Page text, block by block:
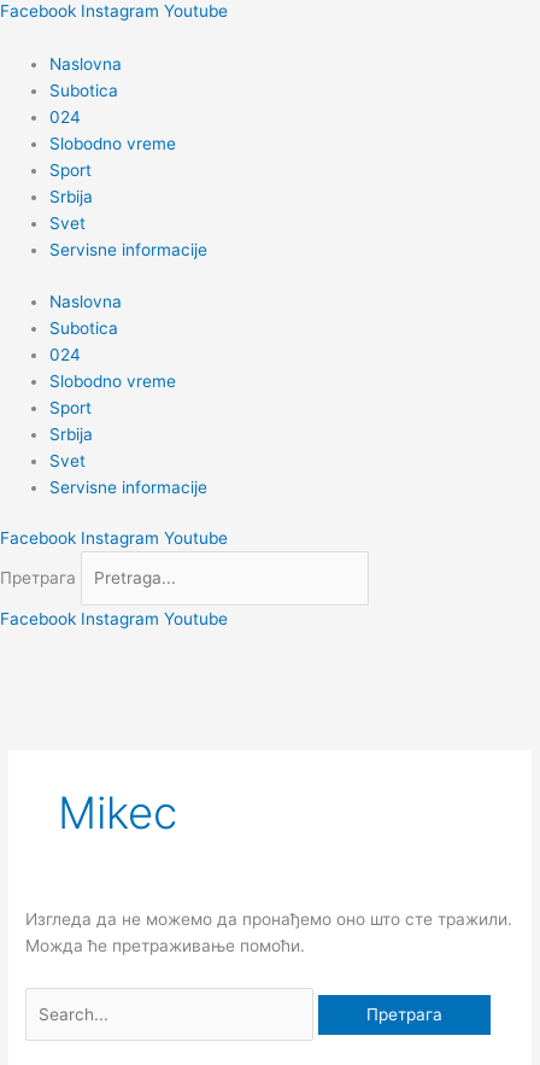
Facebook Instagram Youtube
Naslovna
Subotica
024
Slobodno vreme
Sport
Srbija
Svet
Servisne informacije
Naslovna
Subotica
024
Slobodno vreme
Sport
Srbija
Svet
Servisne informacije
Facebook Instagram Youtube
Претрага
Facebook Instagram Youtube
Mikec
Изгледа да не можемо да пронађемо оно што сте тражили.
Можда ће претраживање помоћи.